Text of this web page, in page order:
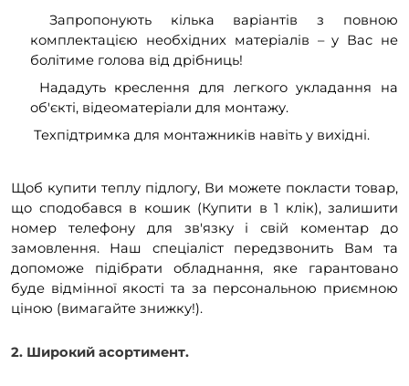
Запропонують кілька варіантів з повною
комплектацією необхідних матеріалів – у Вас не
болітиме голова від дрібниць!
Нададуть креслення для легкого укладання на
об'єкті, відеоматеріали для монтажу.
Техпідтримка для монтажників навіть у вихідні.
Щоб купити теплу підлогу, Ви можете покласти товар,
що сподобався в кошик (Купити в 1 клік), залишити
номер телефону для зв'язку і свій коментар до
замовлення. Наш спеціаліст передзвонить Вам та
допоможе підібрати обладнання, яке гарантовано
буде відмінної якості та за персональною приємною
ціною (вимагайте знижку!).
2. Широкий асортимент.